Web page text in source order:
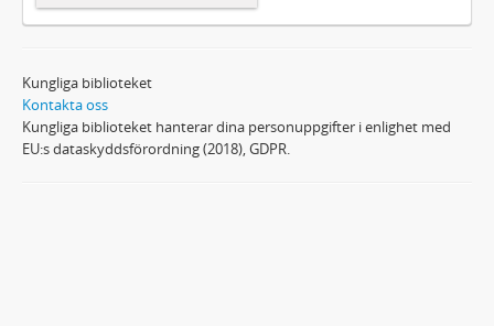
Kungliga biblioteket
Kontakta oss
Kungliga biblioteket hanterar dina personuppgifter i enlighet med
EU:s dataskyddsförordning (2018), GDPR.